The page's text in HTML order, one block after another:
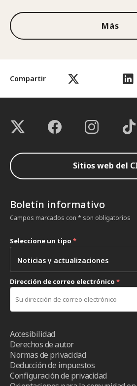
Compartir
Más
Sitios web del
Boletín informativo
Campos marcados con * son obligatorios
Seleccione un tipo *
Dirección de correo electrónico *
Accesibilidad
Derechos de autor
Normas de privacidad
Deducción de impuestos
Configuración de privacidad